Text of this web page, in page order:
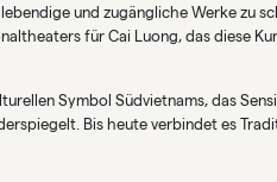
und zugängliche Werke zu
für Cai Luong, das diese
Symbol Südvietnams, das
Bis heute verbindet es